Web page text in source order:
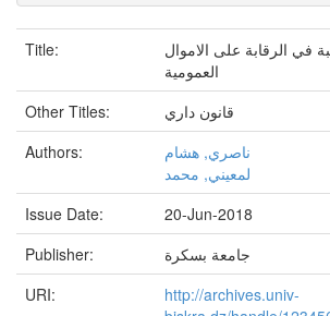
Title:
في الرقابة على الاموال
العمومية
Other Titles:
قانون داري
Authors:
ناصري, هشام
لمعيني, محمد
Issue Date:
20-Jun-2018
Publisher:
جامعة بسكرة
URI:
http://archives.univ-